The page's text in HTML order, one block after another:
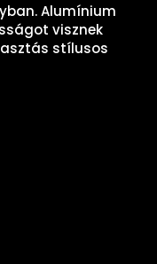
Alumínium
visznek
stílusos